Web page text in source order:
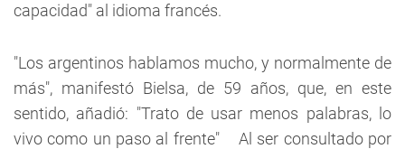
capacidad" al idioma francés.
"Los argentinos hablamos mucho, y normalmente de
más", manifestó Bielsa, de 59 años, que, en este
sentido, añadió: "Trato de usar menos palabras, lo
vivo como un paso al frente" Al ser consultado por